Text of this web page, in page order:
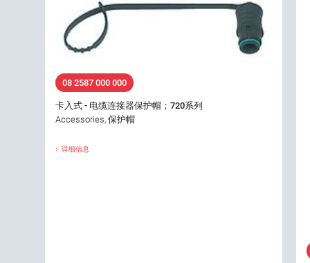
08 2587 000 000
卡入式 - 电缆连接器保护帽；720系列
Accessories, 保护帽
详细信息